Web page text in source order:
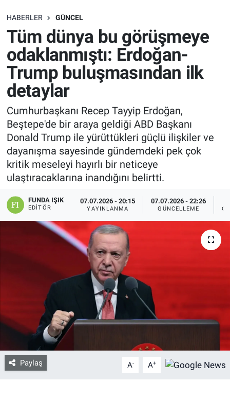
HABERLER GÜNCEL
Tüm dünya bu görüşmeye
odaklanmıştı: Erdoğan-
Trump buluşmasından ilk
detaylar
Cumhurbaşkanı Recep Tayyip Erdoğan,
Beştepe'de bir araya geldiği ABD Başkanı
Donald Trump ile yürüttükleri güçlü ilişkiler ve
dayanışma sayesinde gündemdeki pek çok
kritik meseleyi hayırlı bir neticeye
ulaştıracaklarına inandığını belirtti.
FUNDA IŞIK
EDITÖR
07.07.2026 - 20:15
YAYINLANMA
07.07.2026 - 22:26
GÜNCELLEME
Paylaş A- A+
SAĞLIK
EKONOMİ
EĞİTİM
ÖZEL HABER
Keşfet
ASTROLOJİ
MANŞET
RESMİ İLANLAR
İLAN
İletişim/Künye
Yaşam
Gözden Kaçmasın
İletişim (Künye)